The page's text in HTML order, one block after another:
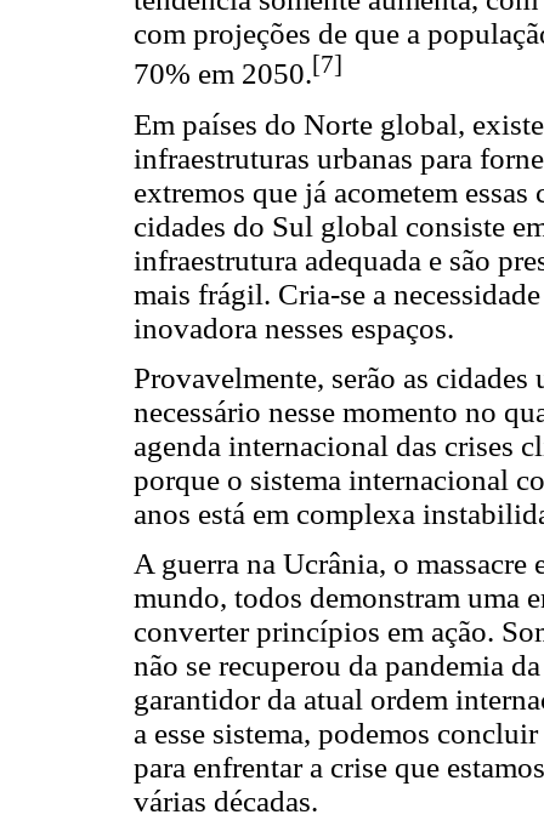
com projeções de que a
70% em 2050.[7]
Em países do Norte global,
infraestruturas urbanas para
extremos que já acometem
cidades do Sul global consiste
infraestrutura adequada e são
mais frágil. Cria-se a
inovadora nesses espaços.
Provavelmente, serão as
necessário nesse momento no
agenda internacional das crises
porque o sistema internacional
anos está em complexa
A guerra na Ucrânia, o
mundo, todos demonstram uma
converter princípios em ação.
não se recuperou da pandemia
garantidor da atual ordem
a esse sistema, podemos
para enfrentar a crise que
várias décadas.